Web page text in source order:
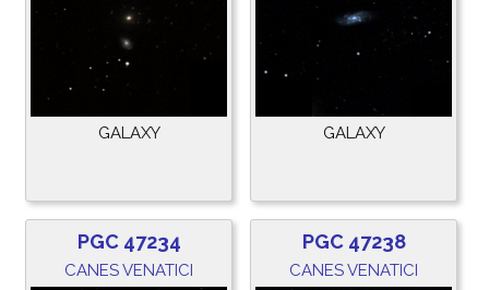
GALAXY GALAXY
PGC 47234
CANES VENATICI
PGC 47238
CANES VENATICI